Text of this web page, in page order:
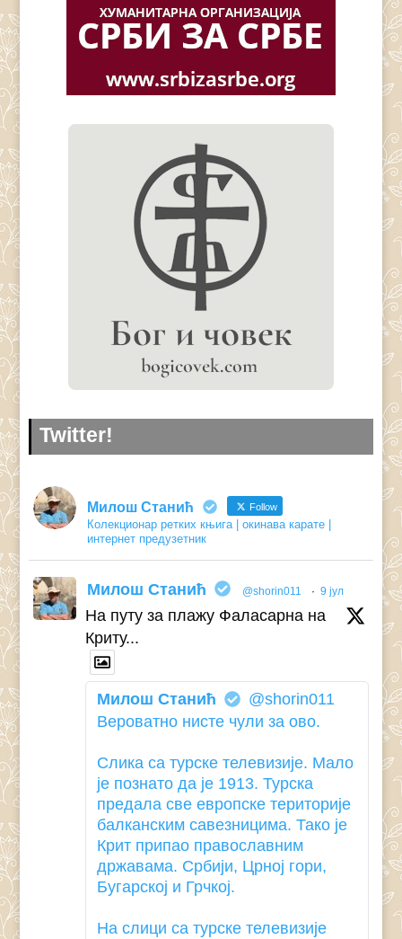
Twitter!
Милош Станић Follow
Колекционар ретких књига | окинава карате |
интернет предузетник
Милош Станић @shorin011 · 9 јул
На путу за плажу Фаласарна на
Криту...
Милош Станић
@shorin011
Вероватно нисте чули за ово.
Слика са турске телевизије. Мало
је познато да је 1913. Турска
предала све европске територије
балканским савезницима. Тако је
Крит припао православним
државама. Србији, Црној гори,
Бугарској и Грчкој.
На слици са турске телевизије